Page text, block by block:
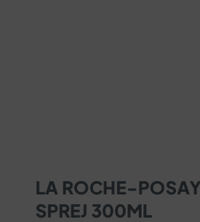
LA ROCHE-
SPREJ 300ML